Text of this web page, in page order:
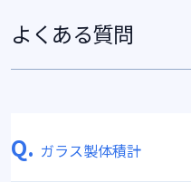
よくある質問
Q. ガラス製体積計